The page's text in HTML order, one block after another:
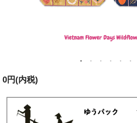
0円(内税)